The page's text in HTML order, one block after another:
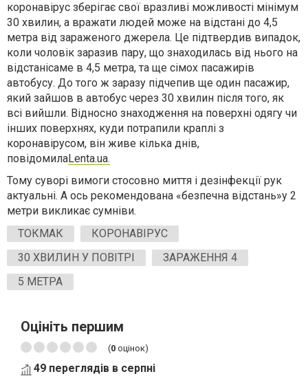
коронавірус зберігає свої вразливі можливості мінімум
30 хвилин, а вражати людей може на відстані до 4,5
метра від зараженого джерела. Це підтвердив випадок,
коли чоловік заразив пару, що знаходилась від нього на
відстанісаме в 4,5 метра, та ще сімох пасажирів
автобусу. До того ж заразу підчепив ще один пасажир,
який зайшов в автобус через 30 хвилин після того, як
всі вийшли. Відносно знаходження на поверхні одягу чи
інших поверхнях, куди потрапили краплі з
коронавірусом, він живе кілька днів,
повідомилаLenta.ua.
Тому суворі вимоги стосовно миття і дезінфекції рук
актуальні. А ось рекомендована «безпечна відстань»у 2
метри викликає сумніви.
ТОКМАК
КОРОНАВІРУС
30 ХВИЛИН У ПОВІТРІ
ЗАРАЖЕННЯ 4
5 МЕТРА
Оцініть першим
(0 оцінок)
49 переглядів в серпні